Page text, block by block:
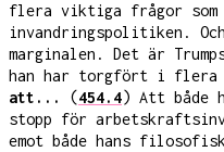
flera viktiga frågor som
invandringspolitiken.
marginalen. Det är
han har torgfört i flera
att...
(454.4) Att både
stopp för
emot både hans